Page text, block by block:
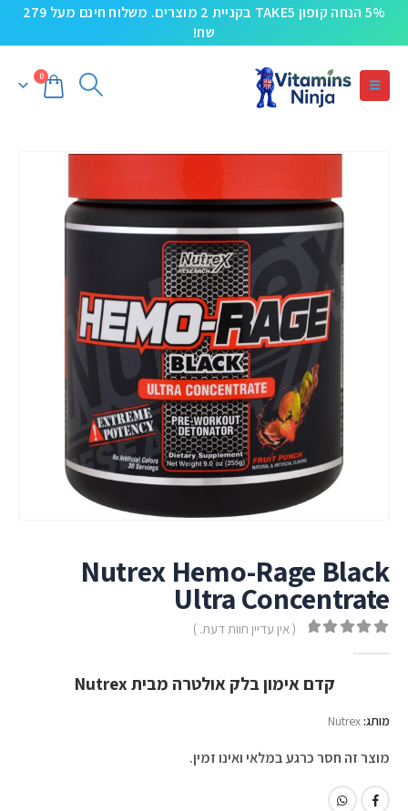
5% הנחה קופון TAKE5 בקניית 2 מוצרים. משלוח חינם מעל 279
שח!
0
Nutrex Hemo-Rage Black
Ultra Concentrate
( אין עדיין חוות דעת. )
קדם אימון בלק אולטרה מבית Nutrex
מותג:Nutrex
מוצר זה חסר כרגע במלאי ואינו זמין.